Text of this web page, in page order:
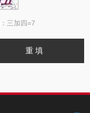
三加四=7